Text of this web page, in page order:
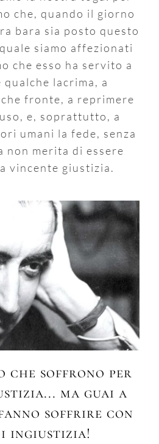
che, quando il giorno
bara sia posto questo
siamo affezionati
che esso ha servito a
lacrima, a
fronte, a reprimere
e, soprattutto, a
umani la fede, senza
non merita di essere
vincente giustizia.
che soffrono per
ma guai a
soffrire con
ingiustizia!